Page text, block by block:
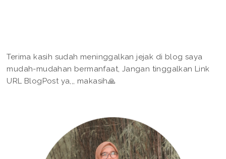
Terima kasih sudah meninggalkan jejak di blog saya
mudah-mudahan bermanfaat, Jangan tinggalkan Link
URL BlogPost ya,,, makasih🙏